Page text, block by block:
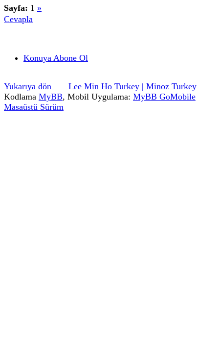
Sayfa: 1 »
Cevapla
Konuya Abone Ol
Yukarıya dön
Lee Min Ho Turkey | Minoz Turkey
Kodlama MyBB, Mobil Uygulama: MyBB GoMobile
Masaüstü Sürüm